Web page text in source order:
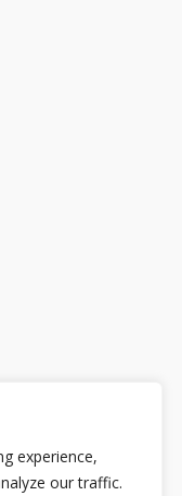
experience,
our traffic.